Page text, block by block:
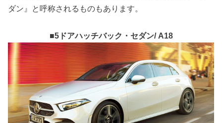
ダン』と呼称されるものもあります。
■5ドアハッチバック・セダン/ A18